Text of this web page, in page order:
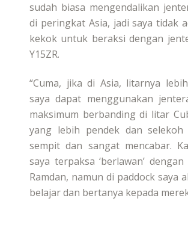
sudah biasa mengendalikan
di peringkat Asia, jadi saya tidak
kekok untuk beraksi dengan
Y15ZR.
“Cuma, jika di Asia, litarnya
saya dapat menggunakan
maksimum berbanding di litar
yang lebih pendek dan
sempit dan sangat mencabar.
saya terpaksa ‘berlawan’
Ramdan, namun di paddock saya
belajar dan bertanya kepada